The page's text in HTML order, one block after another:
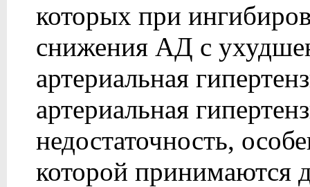
которых при
снижения АД с
артериальная
артериальная
недостаточность,
которой принимаются